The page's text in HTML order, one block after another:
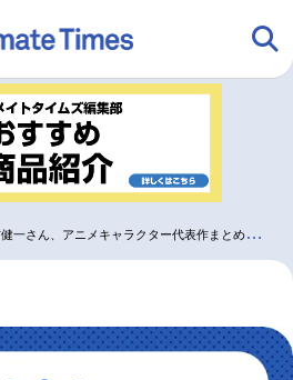
アニメ
さん、アニメキャラクター代表作まとめ（2025年版）